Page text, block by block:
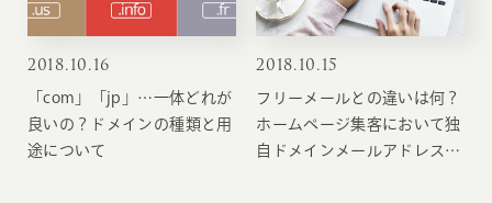
2018.10.16
「com」「jp」…一体どれが
良いの？ドメインの種類と用
途について
2018.10.15
フリーメールとの違いは何？
ホームページ集客において独
自ドメインメールアドレスを